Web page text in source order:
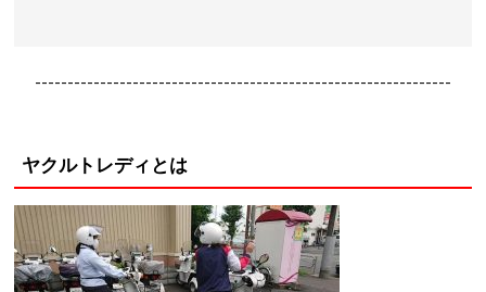
----------------------------------------------------------------
ヤクルトレディとは